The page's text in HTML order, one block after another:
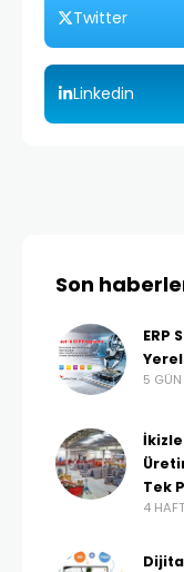
Twitter
Linkedin
Son
ERP
5
Tek
4